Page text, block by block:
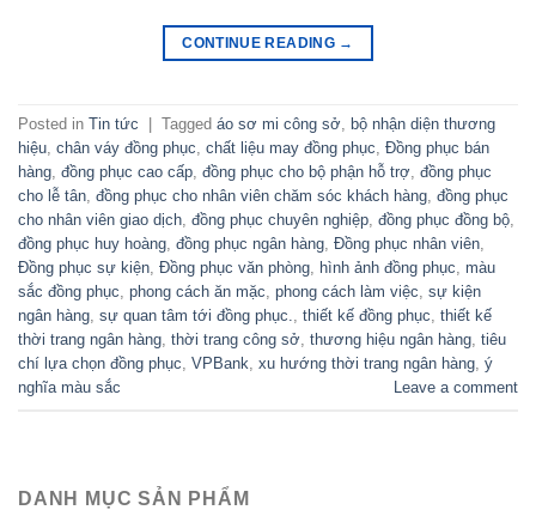
CONTINUE READING →
Posted in Tin tức Tagged áo sơ mi công sở, bộ nhận diện thương
hiệu, chân váy đồng phục, chất liệu may đồng phục, Đồng phục bán
hàng, đồng phục cao cấp, đồng phục cho bộ phận hỗ trợ, đồng phục
cho lễ tân, đồng phục cho nhân viên chăm sóc khách hàng, đồng phục
cho nhân viên giao dịch, đồng phục chuyên nghiệp, đồng phục đồng bộ,
đồng phục huy hoàng, đồng phục ngân hàng, Đồng phục nhân viên,
Đồng phục sự kiện, Đồng phục văn phòng, hình ảnh đồng phục, màu
sắc đồng phục, phong cách ăn mặc, phong cách làm việc, sự kiện
ngân hàng, sự quan tâm tới đồng phục., thiết kế đồng phục, thiết kế
thời trang ngân hàng, thời trang công sở, thương hiệu ngân hàng, tiêu
chí lựa chọn đồng phục, VPBank, xu hướng thời trang ngân hàng, ý
nghĩa màu sắc
Leave a comment
DANH MỤC SẢN PHẨM